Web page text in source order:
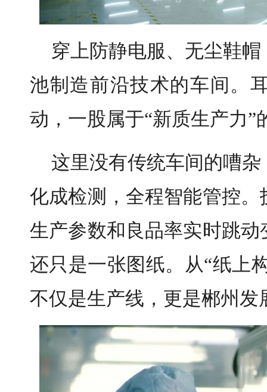
穿上防静电服、无尘鞋
池制造前沿技术的车间。
动，一股属于“新质生产力”
这里没有传统车间的嘈
化成检测，全程智能管控
生产参数和良品率实时跳
还只是一张图纸。从“纸上
不仅是生产线，更是郴州